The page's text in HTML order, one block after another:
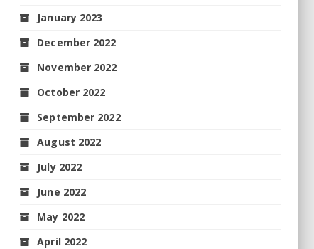
January 2023
December 2022
November 2022
October 2022
September 2022
August 2022
July 2022
June 2022
May 2022
April 2022